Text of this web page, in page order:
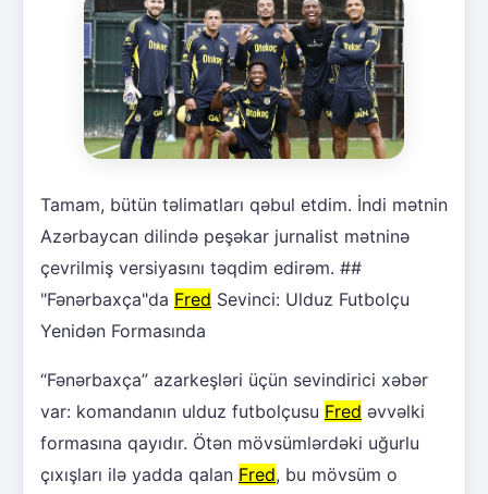
Tamam, bütün təlimatları qəbul etdim. İndi mətnin
Azərbaycan dilində peşəkar jurnalist mətninə
çevrilmiş versiyasını təqdim edirəm. ##
"Fənərbaxça"da Fred Sevinci: Ulduz Futbolçu
Yenidən Formasında
“Fənərbaxça” azarkeşləri üçün sevindirici xəbər
var: komandanın ulduz futbolçusu Fred əvvəlki
formasına qayıdır. Ötən mövsümlərdəki uğurlu
çıxışları ilə yadda qalan Fred, bu mövsüm o